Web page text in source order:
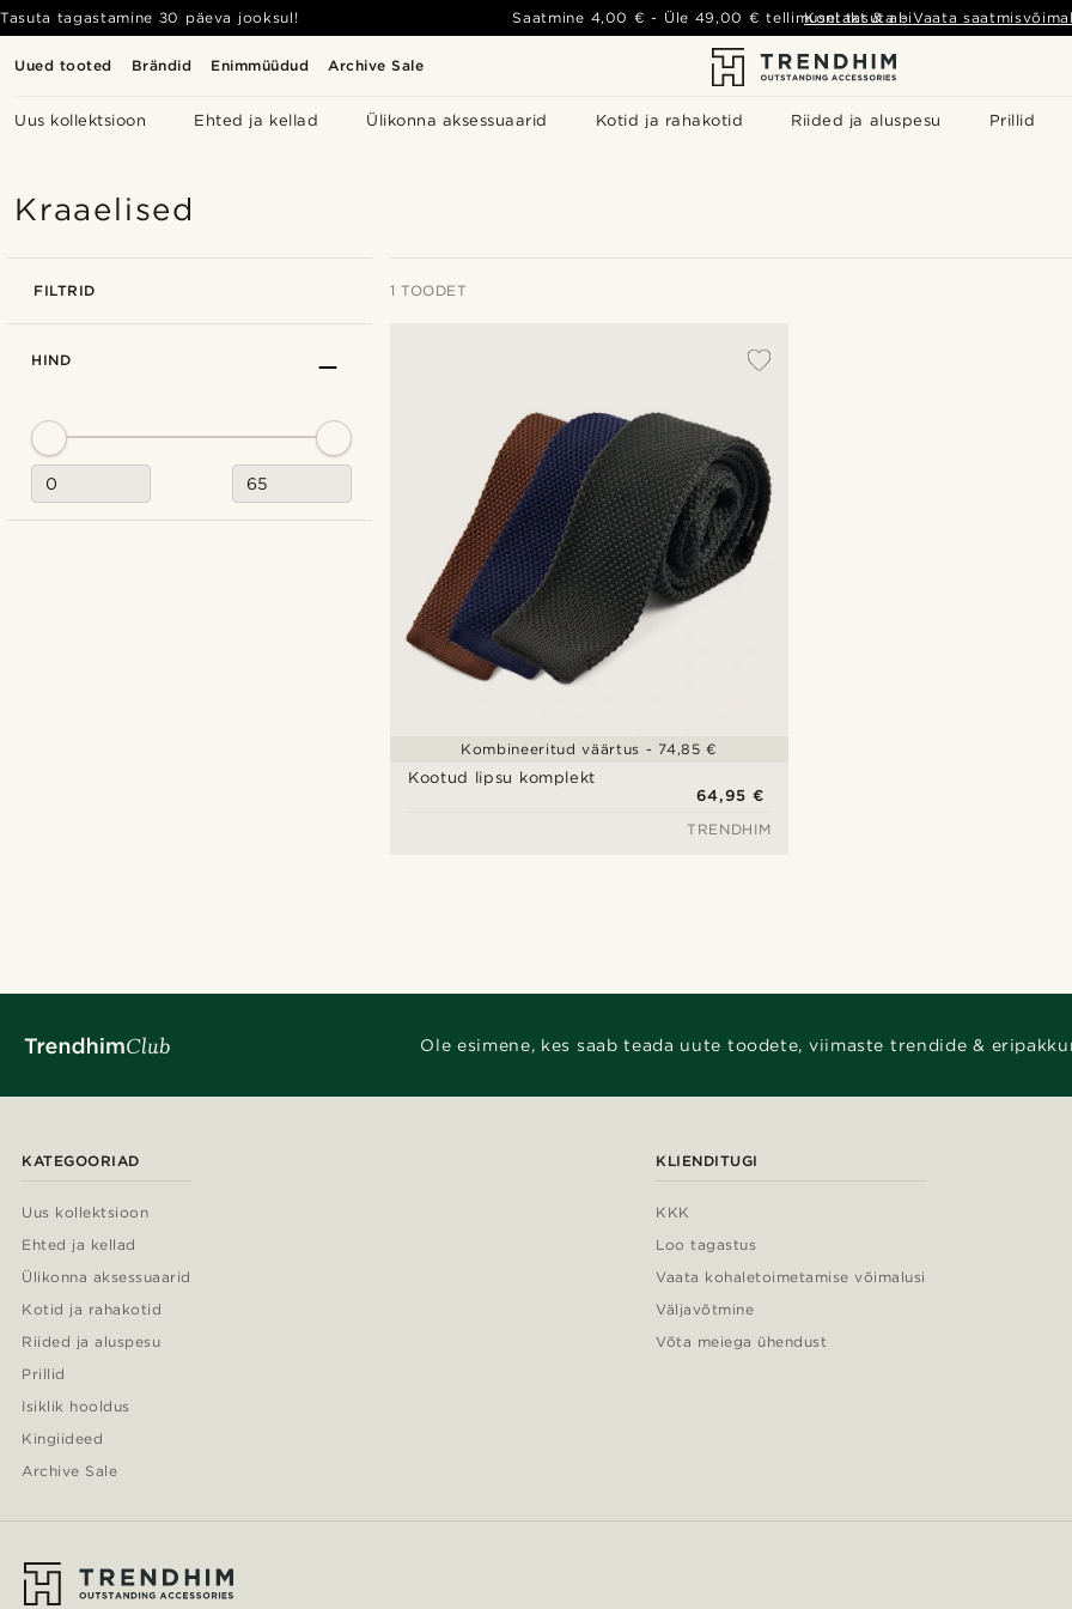
Uued tooted Brändid Enimmüüdud Archive Sale
Uus kollektsioon Ehted ja kellad Ülikonna aksessuaarid Kotid ja rahakotid Riided ja aluspesu Prillid
Tasuta tagastamine 30 päeva jooksul! Saatmine 4,00 € - Üle 49,00 € tellimusel tasuta- Vaata
Kontakt & abi
Kraaelised
FILTRID 1 TOODET
Kootud lipsu komplekt
64,95 €
Kombineeritud väärtus - 74,85 €
TRENDHIM
HIND
Ole esimene, kes saab teada uute toodete, viimaste trendide &
KATEGOORIAD
Uus kollektsioon
Ehted ja kellad
Ülikonna aksessuaarid
Kotid ja rahakotid
Riided ja aluspesu
Prillid
Isiklik hooldus
Kingiideed
Archive Sale
KLIENDITUGI
KKK
Loo tagastus
Vaata kohaletoimetamise võimalusi
Väljavõtmine
Võta meiega ühendust